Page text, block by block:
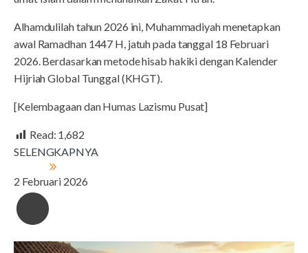
Alhamdulilah tahun 2026 ini, Muhammadiyah menetapkan
awal Ramadhan 1447 H, jatuh pada tanggal 18 Februari
2026. Berdasarkan metode hisab hakiki dengan Kalender
Hijriah Global Tunggal (KHGT).
[Kelembagaan dan Humas Lazismu Pusat]
Read: 1,682
SELENGKAPNYA
2 Februari 2026